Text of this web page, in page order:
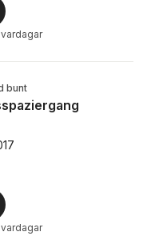
bunt
Totalt antal röster: